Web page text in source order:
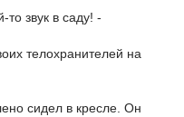
звук в саду! -
телохранителей на
сидел в кресле. Он